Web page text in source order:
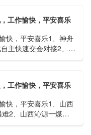
工作愉快，平安喜乐
快，平安喜乐1、神舟
主快速交会对接2、山
工作愉快，平安喜乐
快，平安喜乐1、山西
2、山西沁源一煤矿